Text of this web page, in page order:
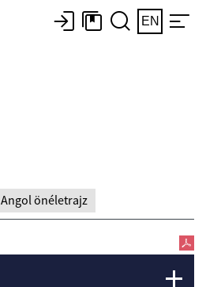
EN
Angol önéletrajz